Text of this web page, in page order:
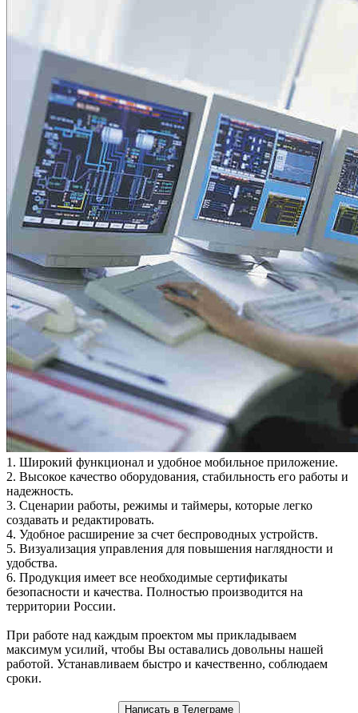
1. Широкий функционал и удобное мобильное приложение.
2. Высокое качество оборудования, стабильность его работы и
надежность.
3. Сценарии работы, режимы и таймеры, которые легко
создавать и редактировать.
4. Удобное расширение за счет беспроводных устройств.
5. Визуализация управления для повышения наглядности и
удобства.
6. Продукция имеет все необходимые сертификаты
безопасности и качества. Полностью производится на
территории России.
При работе над каждым проектом мы прикладываем
максимум усилий, чтобы Вы оставались довольны нашей
работой. Устанавливаем быстро и качественно, соблюдаем
сроки.